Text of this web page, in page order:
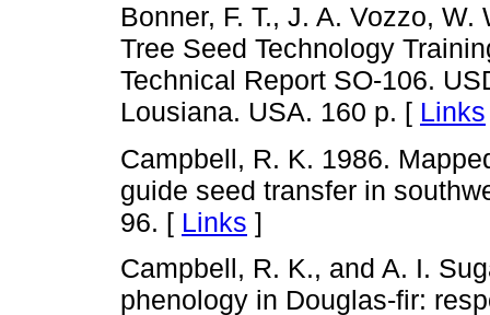
Bonner, F. T., J. A. Vozzo,
Tree Seed Technology
Technical Report SO-106.
Lousiana. USA. 160 p. [ Links
Campbell, R. K. 1986.
guide seed transfer in
96. [ Links ]
Campbell, R. K., and A. I.
phenology in Douglas-fir: